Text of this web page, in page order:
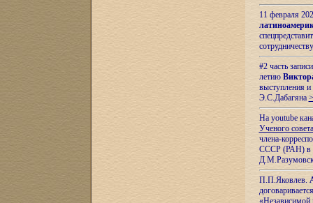
11 февраля
#2 часть
летию
выступления
Э.С.Дабагяна
На youtube
Ученого
члена-
СССР (РАН) в
П.П.Яковлев.
«Независимой